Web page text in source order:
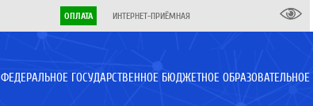
ОПЛАТА ИНТЕРНЕТ-ПРИЁМНАЯ
ФЕДЕРАЛЬНОЕ ГОСУДАРСТВЕННОЕ БЮДЖЕТНОЕ